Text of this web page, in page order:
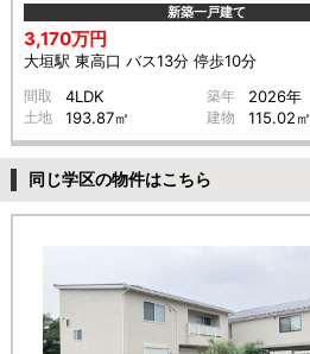
新築一戸建て
3,170万円
大垣駅 東高口 バス13分 停歩10分
間取 4LDK 築年 2026年
土地 193.87㎡ 建物 115.02㎡
同じ学区の物件はこちら